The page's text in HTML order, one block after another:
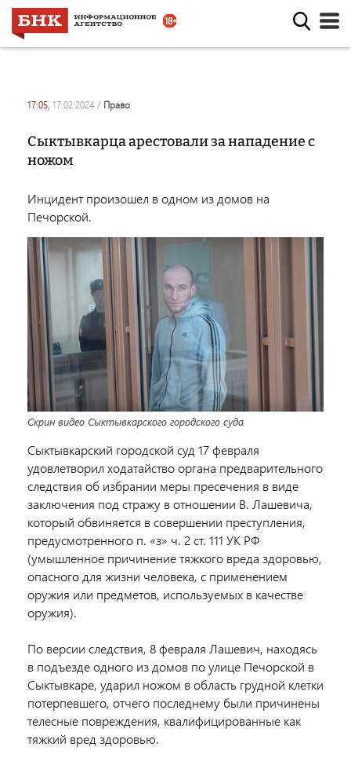
17:05, 17.02.2024 / право
Сыктывкарца арестовали за нападение с
ножом
Инцидент произошел в одном из домов на
Печорской.
Скрин видео Сыктывкарского городского суда
Сыктывкарский городской суд 17 февраля
удовлетворил ходатайство органа предварительного
следствия об избрании меры пресечения в виде
заключения под стражу в отношении В. Лашевича,
который обвиняется в совершении преступления,
предусмотренного п. «з» ч. 2 ст. 111 УК РФ
(умышленное причинение тяжкого вреда здоровью,
опасного для жизни человека, с применением
оружия или предметов, используемых в качестве
оружия).
По версии следствия, 8 февраля Лашевич, находясь
в подъезде одного из домов по улице Печорской в
Сыктывкаре, ударил ножом в область грудной клетки
потерпевшего, отчего последнему были причинены
телесные повреждения, квалифицированные как
тяжкий вред здоровью.